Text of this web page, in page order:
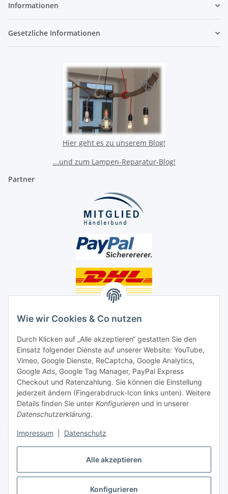
Alle akzeptieren
Konfigurieren
Wie wir Cookies & Co nutzen
Durch Klicken auf „Alle akzeptieren“ gestatten Sie den
Einsatz folgender Dienste auf unserer Website: YouTube,
Vimeo, Google Dienste, ReCaptcha, Google Analytics,
Google Ads, Google Tag Manager, PayPal Express
Checkout und Ratenzahlung. Sie können die Einstellung
jederzeit ändern (Fingerabdruck-Icon links unten). Weitere
Details finden Sie unter Konfigurieren und in unserer
Datenschutzerklärung.
Impressum Datenschutz
Informationen
Gesetzliche Informationen
Hier geht es zu unserem Blog!
...und zum Lampen-Reparatur-Blog!
Partner
Social Media
Unsere Dienstleistungen
Lampenreparatur
Lichtservice für Senioren
Vertrag widerrufen
* Alle Preise inkl. gesetzlicher USt., ** siehe Lieferbedingungen, zzgl.